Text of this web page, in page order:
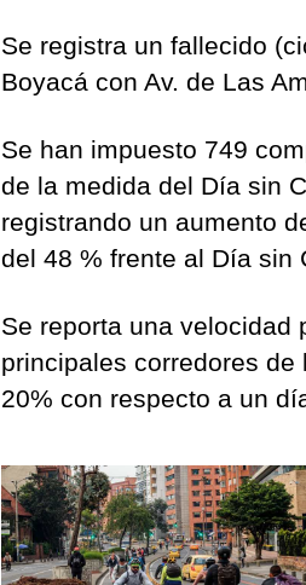
Se registra un fallecido
Boyacá con Av. de Las
Se han impuesto 749
de la medida del Día sin
registrando un aumento
del 48 % frente al Día sin
Se reporta una velocidad
principales corredores
20% con respecto a un